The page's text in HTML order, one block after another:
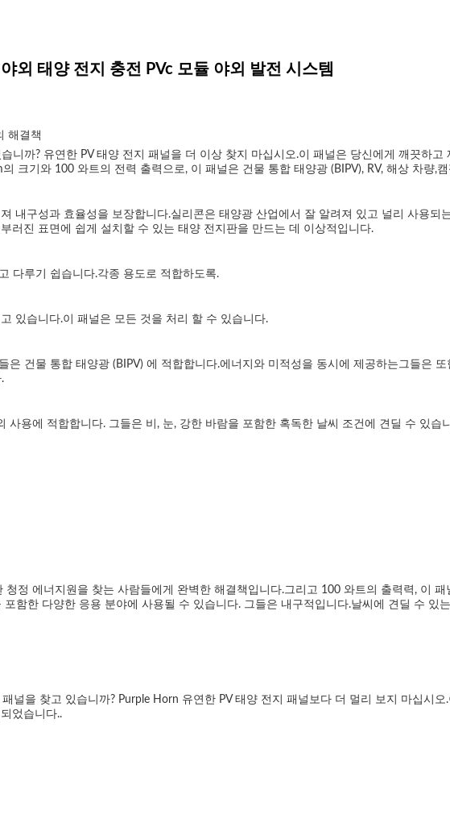
태양 전지 충전 PVc 모듈 야외 발전 시스템
해결책
니까? 유연한 PV 태양 전지 패널을 더 이상 찾지 마십시오.이 패널은 당신에게 깨끗하고
크기와 100 와트의 전력 출력으로, 이 패널은 건물 통합 태양광 (BIPV), RV, 해상 차량,캠
내구성과 효율성을 보장합니다.실리콘은 태양광 산업에서 잘 알려져 있고 널리 사용되
러진 표면에 쉽게 설치할 수 있는 태양 전지판을 만드는 데 이상적입니다.
다루기 쉽습니다.각종 용도로 적합하도록.
있습니다.이 패널은 모든 것을 처리 할 수 있습니다.
건물 통합 태양광 (BIPV) 에 적합합니다.에너지와 미적성을 동시에 제공하는그들은 또
사용에 적합합니다. 그들은 비, 눈, 강한 바람을 포함한 혹독한 날씨 조건에 견딜 수 있습
정 에너지원을 찾는 사람들에게 완벽한 해결책입니다.그리고 100 와트의 출력력, 이 패
함한 다양한 응용 분야에 사용될 수 있습니다. 그들은 내구적입니다.날씨에 견딜 수 있
널을 찾고 있습니까? Purple Horn 유연한 PV 태양 전지 패널보다 더 멀리 보지 마십시
었습니다..